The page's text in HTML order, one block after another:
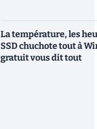
La température, les
SSD chuchote tout à
gratuit vous dit tout